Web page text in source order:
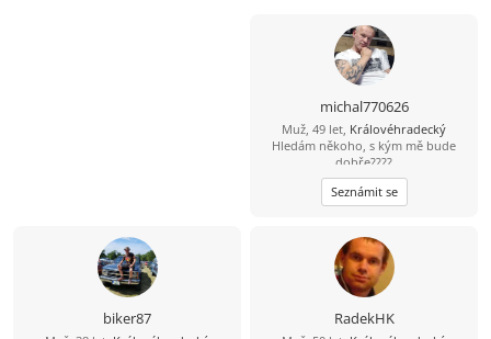
michal770626
Muž, 49 let, Královéhradecký
Hledám někoho, s kým mě bude
dobře????
Seznámit se
biker87 RadekHK